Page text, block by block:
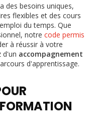
des besoins uniques,
flexibles et des cours
du temps. Que
notre code permis
à réussir à votre
d'un accompagnement
d'apprentissage.